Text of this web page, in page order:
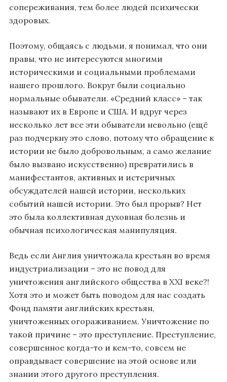
сопереживания, тем более людей психически
здоровых.
Поэтому, общаясь с людьми, я понимал, что они
правы, что не интересуются многими
историческими и социальными проблемами
нашего прошлого. Вокруг были социально
нормальные обыватели. «Средний класс» – так
называют их в Европе и США. И вдруг через
несколько лет все эти обыватели невольно (ещё
раз подчеркну это слово, потому что обращение к
истории не было добровольным, а само желание
было вызвано искусственно) превратились в
манифестантов, активных и истеричных
обсуждателей нашей истории, нескольких
событий нашей истории. Это был прорыв? Нет
это была коллективная духовная болезнь и
обычная психологическая манипуляция.
Ведь если Англия уничтожала крестьян во время
индустриализации – это не повод для
уничтожения английского общества в XXI веке?!
Хотя это и может быть поводом для нас создать
Фонд памяти английских крестьян,
уничтоженных огораживанием. Уничтожение по
такой причине – это преступление. Преступление,
совершенное когда-то и кем-то, совсем не
оправдывает совершение на этой основе или
знании этого другого преступления.